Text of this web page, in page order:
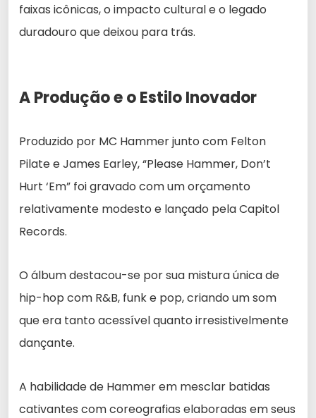
faixas icônicas, o impacto cultural e o legado
duradouro que deixou para trás.
A Produção e o Estilo Inovador
Produzido por MC Hammer junto com Felton
Pilate e James Earley, “Please Hammer, Don’t
Hurt ‘Em” foi gravado com um orçamento
relativamente modesto e lançado pela Capitol
Records.
O álbum destacou-se por sua mistura única de
hip-hop com R&B, funk e pop, criando um som
que era tanto acessível quanto irresistivelmente
dançante.
A habilidade de Hammer em mesclar batidas
cativantes com coreografias elaboradas em seus